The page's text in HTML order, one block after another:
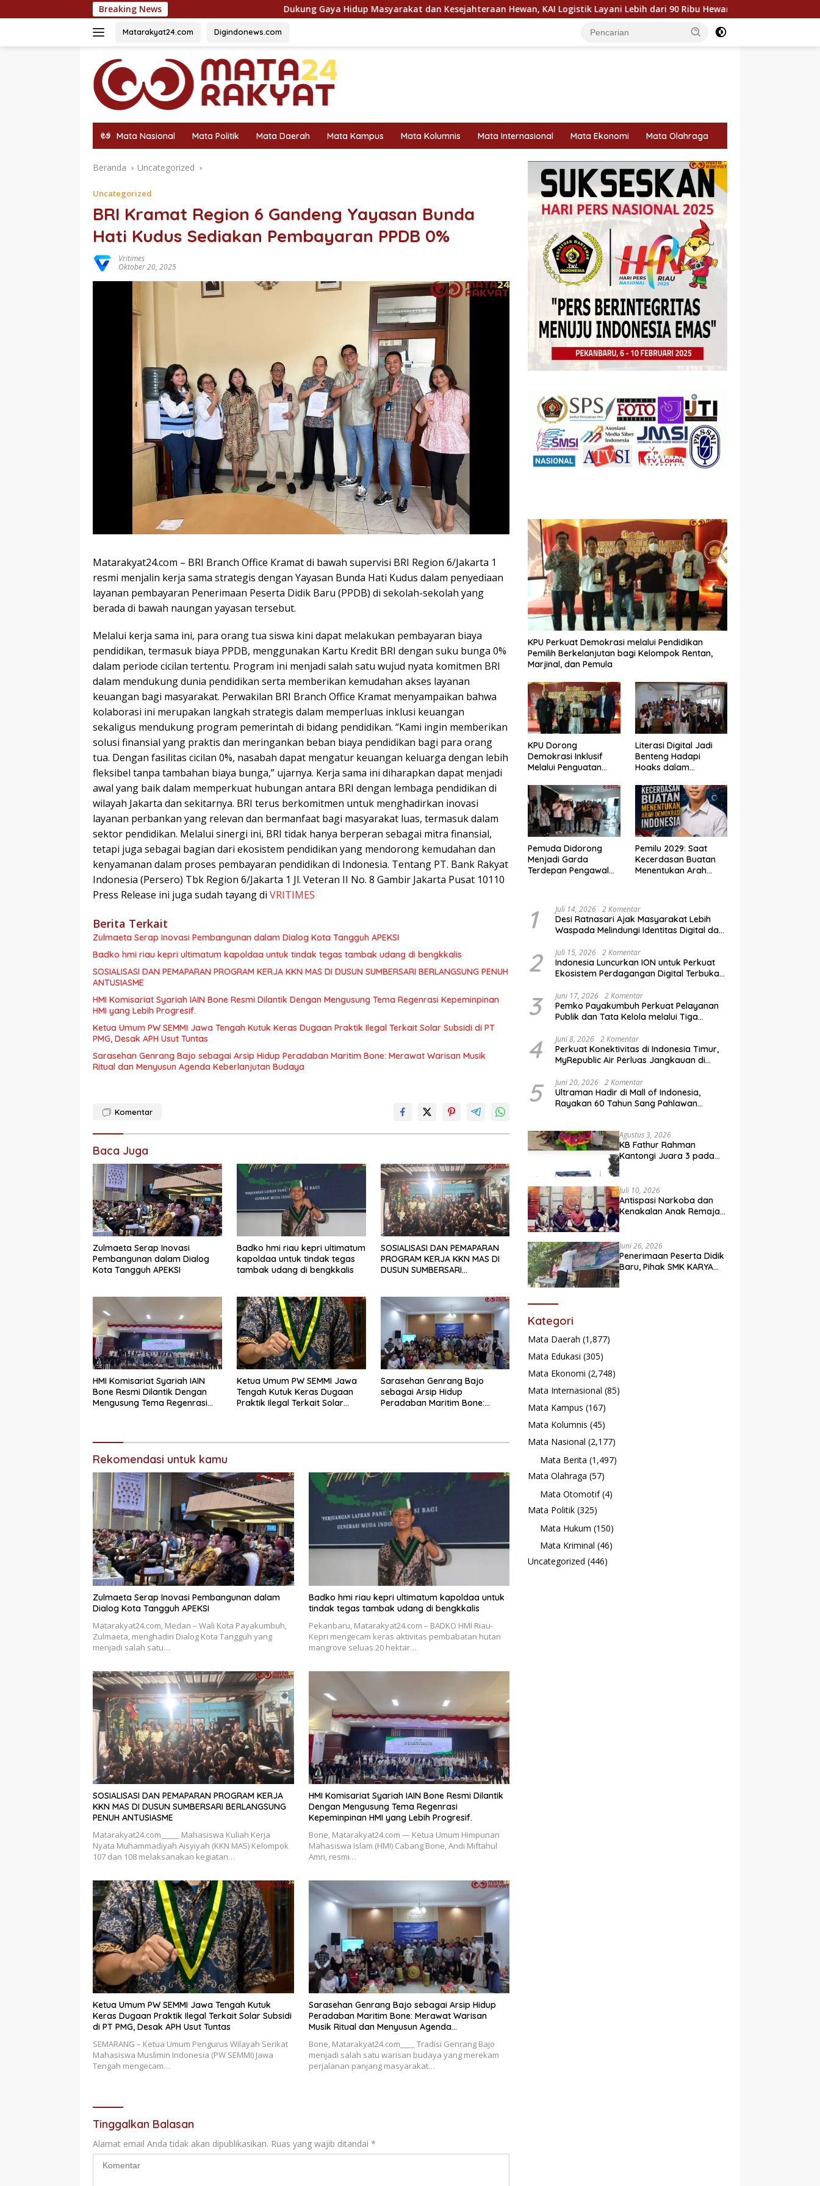
ke
Breaking News Dukung Gaya Hidup Masyarakat dan Kesejahteraan Hewan, KAI Logistik Layani Lebih dari 90 Ribu Hewan Peliharaan pada Semester I 2026
Matarakyat24.com Digindonews.com
Mata Nasional Mata Politik Mata Daerah Mata Kampus Mata Kolumnis Mata Internasional Mata Ekonomi Mata Olahraga
Beranda Uncategorized
Uncategorized
BRI Kramat Region 6 Gandeng Yayasan Bunda
Hati Kudus Sediakan Pembayaran PPDB 0%
Vritimes
Oktober 20, 2025
Matarakyat24.com – BRI Branch Office Kramat di bawah supervisi BRI Region 6/Jakarta 1
resmi menjalin kerja sama strategis dengan Yayasan Bunda Hati Kudus dalam penyediaan
layanan pembayaran Penerimaan Peserta Didik Baru (PPDB) di sekolah-sekolah yang
berada di bawah naungan yayasan tersebut.
Melalui kerja sama ini, para orang tua siswa kini dapat melakukan pembayaran biaya
pendidikan, termasuk biaya PPDB, menggunakan Kartu Kredit BRI dengan suku bunga 0%
dalam periode cicilan tertentu. Program ini menjadi salah satu wujud nyata komitmen BRI
dalam mendukung dunia pendidikan serta memberikan kemudahan akses layanan
keuangan bagi masyarakat. Perwakilan BRI Branch Office Kramat menyampaikan bahwa
kolaborasi ini merupakan langkah strategis dalam memperluas inklusi keuangan
sekaligus mendukung program pemerintah di bidang pendidikan. “Kami ingin memberikan
solusi finansial yang praktis dan meringankan beban biaya pendidikan bagi para orang
tua. Dengan fasilitas cicilan 0%, nasabah dapat mengatur keuangan keluarga dengan lebih
fleksibel tanpa tambahan biaya bunga,” ujarnya. Kerja sama ini diharapkan dapat menjadi
awal yang baik dalam memperkuat hubungan antara BRI dengan lembaga pendidikan di
wilayah Jakarta dan sekitarnya. BRI terus berkomitmen untuk menghadirkan inovasi
layanan perbankan yang relevan dan bermanfaat bagi masyarakat luas, termasuk dalam
sektor pendidikan. Melalui sinergi ini, BRI tidak hanya berperan sebagai mitra finansial,
tetapi juga sebagai bagian dari ekosistem pendidikan yang mendorong kemudahan dan
kenyamanan dalam proses pembayaran pendidikan di Indonesia. Tentang PT. Bank Rakyat
Indonesia (Persero) Tbk Region 6/Jakarta 1 Jl. Veteran II No. 8 Gambir Jakarta Pusat 10110
Press Release ini juga sudah tayang di VRITIMES
Berita Terkait
Zulmaeta Serap Inovasi Pembangunan dalam Dialog Kota Tangguh APEKSI
Badko hmi riau kepri ultimatum kapoldaa untuk tindak tegas tambak udang di bengkkalis
SOSIALISASI DAN PEMAPARAN PROGRAM KERJA KKN MAS DI DUSUN SUMBERSARI BERLANGSUNG PENUH
ANTUSIASME
HMI Komisariat Syariah IAIN Bone Resmi Dilantik Dengan Mengusung Tema Regenrasi Kepeminpinan
HMI yang Lebih Progresif.
Ketua Umum PW SEMMI Jawa Tengah Kutuk Keras Dugaan Praktik Ilegal Terkait Solar Subsidi di PT
PMG, Desak APH Usut Tuntas
Sarasehan Genrang Bajo sebagai Arsip Hidup Peradaban Maritim Bone: Merawat Warisan Musik
Ritual dan Menyusun Agenda Keberlanjutan Budaya
Komentar
Baca Juga
Zulmaeta Serap Inovasi
Pembangunan dalam Dialog
Kota Tangguh APEKSI
Badko hmi riau kepri ultimatum
kapoldaa untuk tindak tegas
tambak udang di bengkkalis
SOSIALISASI DAN PEMAPARAN
PROGRAM KERJA KKN MAS DI
DUSUN SUMBERSARI
HMI Komisariat Syariah IAIN
Bone Resmi Dilantik Dengan
Mengusung Tema Regenrasi
Ketua Umum PW SEMMI Jawa
Tengah Kutuk Keras Dugaan
Praktik Ilegal Terkait Solar
Sarasehan Genrang Bajo
sebagai Arsip Hidup
Peradaban Maritim Bone:
Rekomendasi untuk kamu
Zulmaeta Serap Inovasi Pembangunan dalam
Dialog Kota Tangguh APEKSI
Matarakyat24.com, Medan – Wali Kota Payakumbuh,
Zulmaeta, menghadiri Dialog Kota Tangguh yang
menjadi salah satu…
Badko hmi riau kepri ultimatum kapoldaa untuk
tindak tegas tambak udang di bengkkalis
Pekanbaru, Matarakyat24.com – BADKO HMI Riau-
Kepri mengecam keras aktivitas pembabatan hutan
mangrove seluas 20 hektar…
SOSIALISASI DAN PEMAPARAN PROGRAM KERJA
KKN MAS DI DUSUN SUMBERSARI BERLANGSUNG
PENUH ANTUSIASME
Matarakyat24.com_____ Mahasiswa Kuliah Kerja
Nyata Muhammadiyah Aisyiyah (KKN MAS) Kelompok
107 dan 108 melaksanakan kegiatan…
HMI Komisariat Syariah IAIN Bone Resmi Dilantik
Dengan Mengusung Tema Regenrasi
Kepeminpinan HMI yang Lebih Progresif.
Bone, Matarakyat24.com — Ketua Umum Himpunan
Mahasiswa Islam (HMI) Cabang Bone, Andi Miftahul
Amri, resmi…
Ketua Umum PW SEMMI Jawa Tengah Kutuk
Keras Dugaan Praktik Ilegal Terkait Solar Subsidi
di PT PMG, Desak APH Usut Tuntas
SEMARANG – Ketua Umum Pengurus Wilayah Serikat
Mahasiswa Muslimin Indonesia (PW SEMMI) Jawa
Tengah mengecam…
Sarasehan Genrang Bajo sebagai Arsip Hidup
Peradaban Maritim Bone: Merawat Warisan
Musik Ritual dan Menyusun Agenda
Bone, Matarakyat24.com____ Tradisi Genrang Bajo
menjadi salah satu warisan budaya yang merekam
perjalanan panjang masyarakat…
Tinggalkan Balasan
Alamat email Anda tidak akan dipublikasikan. Ruas yang wajib ditandai *
KPU Perkuat Demokrasi melalui Pendidikan
Pemilih Berkelanjutan bagi Kelompok Rentan,
Marjinal, dan Pemula
KPU Dorong
Demokrasi Inklusif
Melalui Penguatan
dalam Pendidikan
Pemilih
Literasi Digital Jadi
Benteng Hadapi
Hoaks dalam
Berkelanjutan
Pemuda Didorong
Menjadi Garda
Terdepan Pengawal
Pemilu 2029: Saat
Kecerdasan Buatan
Menentukan Arah
1 Juli 14, 2026 2 Komentar
Desi Ratnasari Ajak Masyarakat Lebih
Waspada Melindungi Identitas Digital dan
2 Juli 15, 2026 2 Komentar
Indonesia Luncurkan ION untuk Perkuat
Ekosistem Perdagangan Digital Terbuka
3 Juni 17, 2026 2 Komentar
Pemko Payakumbuh Perkuat Pelayanan
Publik dan Tata Kelola melalui Tiga
4 Juni 8, 2026 2 Komentar
Perkuat Konektivitas di Indonesia Timur,
MyRepublic Air Perluas Jangkauan di
5 Juni 20, 2026 2 Komentar
Ultraman Hadir di Mall of Indonesia,
Rayakan 60 Tahun Sang Pahlawan
Agustus 3, 2026
KB Fathur Rahman
Kantongi Juara 3 pada
Juli 10, 2026
Antispasi Narkoba dan
Kenakalan Anak Remaja,
Surau
Juni 26, 2026
Penerimaan Peserta Didik
Baru, Pihak SMK KARYA
Kategori
Mata Daerah (1,877)
Mata Edukasi (305)
Mata Ekonomi (2,748)
Mata Internasional (85)
Mata Kampus (167)
Mata Kolumnis (45)
Mata Nasional (2,177)
Mata Berita (1,497)
Mata Olahraga (57)
Mata Otomotif(4)
Mata Politik (325)
Mata Hukum (150)
Mata Kriminal (46)
Uncategorized (446)